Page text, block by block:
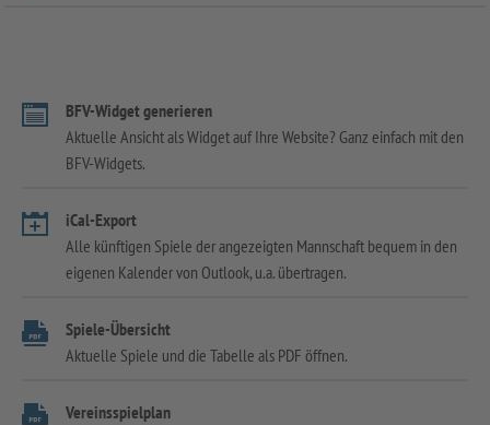
BFV-Widget generieren
Aktuelle Ansicht als Widget auf Ihre Website? Ganz einfach mit den
BFV-Widgets.
iCal-Export
Alle künftigen Spiele der angezeigten Mannschaft bequem in den
eigenen Kalender von Outlook, u.a. übertragen.
Spiele-Übersicht
Aktuelle Spiele und die Tabelle als PDF öffnen.
Vereinsspielplan